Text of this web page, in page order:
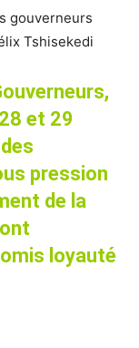
gouverneurs
Tshisekedi
et 29
pression
de la
loyauté